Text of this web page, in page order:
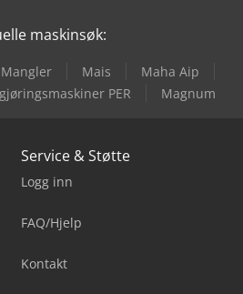
maskinsøk:
Mangler Mais
Maha Aip
PER Magnum
Service & Støtte
Logg inn
FAQ/Hjelp
Kontakt